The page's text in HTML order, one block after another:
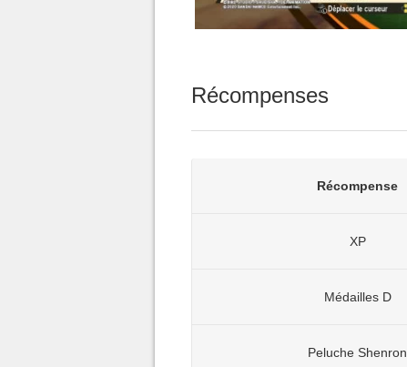
Récompenses
Récompense
XP
Médailles D
Peluche Shenron